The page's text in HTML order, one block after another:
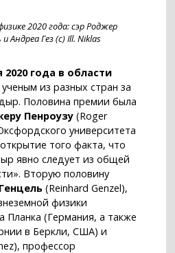
2020 года: сэр Роджер
Андреа Гез (c) Ill. Niklas
года в области
из разных стран за
Половина премии была
Пенроузу (Roger
университета
того факта, что
явно следует из общей
Вторую половину
(Reinhard Genzel),
физики
(Германия, а также
в Беркли, США) и
профессор